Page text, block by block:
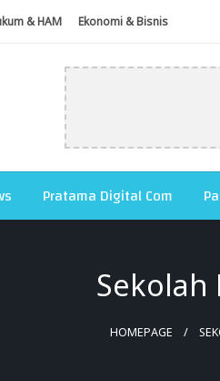
& HAM Ekonomi & Bisnis
Pratama Digital Com
Sekolah
HOMEPAGE